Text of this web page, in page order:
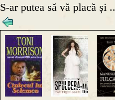
S-ar putea să vă placă şi